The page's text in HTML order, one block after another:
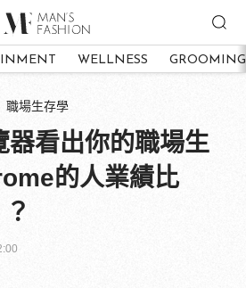
WELLNESS GROOMING
職場生存學
器看出你的職場生
的人業績比